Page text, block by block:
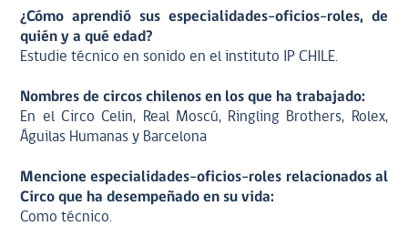
¿Cómo aprendió sus especialidades-oficios-roles, de
quién y a qué edad?
Estudie técnico en sonido en el instituto IP CHILE.
Nombres de circos chilenos en los que ha trabajado:
En el Circo Celin, Real Moscú, Ringling Brothers, Rolex,
Águilas Humanas y Barcelona
Mencione especialidades-oficios-roles relacionados al
Circo que ha desempeñado en su vida:
Como técnico.